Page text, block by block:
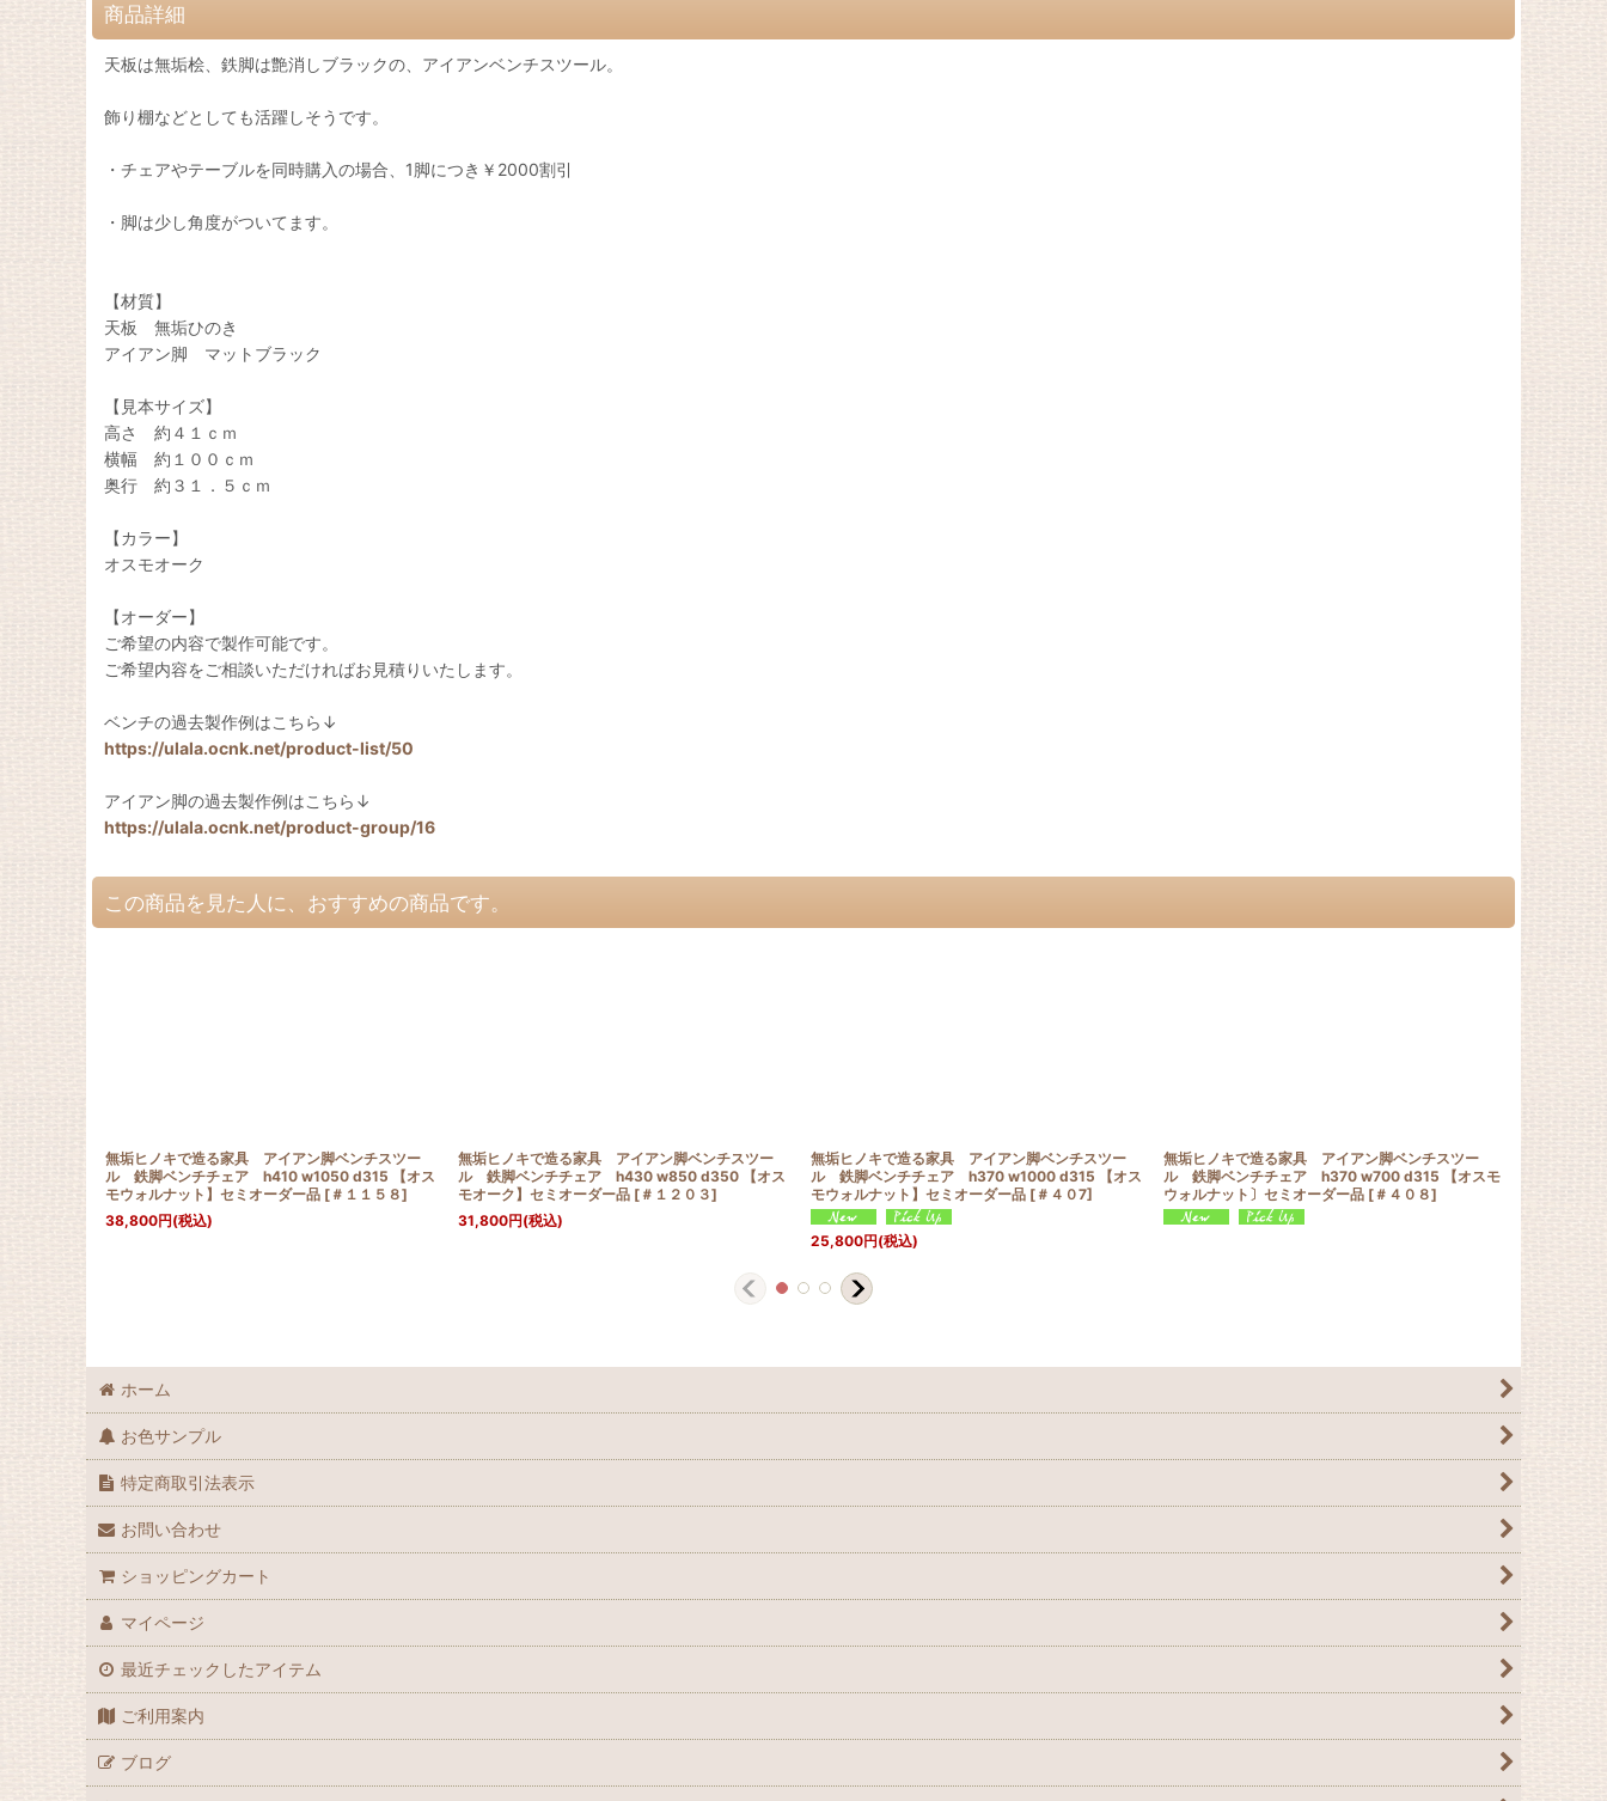
商品詳細
天板は無垢桧、鉄脚は艶消しブラックの、アイアンベンチスツール。
飾り棚などとしても活躍しそうです。
・チェアやテーブルを同時購入の場合、1脚につき￥2000割引
・脚は少し角度がついてます。
【材質】
天板 無垢ひのき
アイアン脚 マットブラック
【見本サイズ】
高さ 約４１ｃｍ
横幅 約１００ｃｍ
奥行 約３１．５ｃｍ
【カラー】
オスモオーク
【オーダー】
ご希望の内容で製作可能です。
ご希望内容をご相談いただければお見積りいたします。
ベンチの過去製作例はこちら↓
https://ulala.ocnk.net/product-list/50
アイアン脚の過去製作例はこちら↓
https://ulala.ocnk.net/product-group/16
この商品を見た人に、おすすめの商品です。
無垢ヒノキで造る家具 アイアン脚ベンチスツー
ル 鉄脚ベンチチェア h410 w1050 d315 【オス
モウォルナット】セミオーダー品 [ ＃１１５８]
38,800円(税込)
無垢ヒノキで造る家具 アイアン脚ベンチスツー
ル 鉄脚ベンチチェア h430 w850 d350 【オス
モオーク】セミオーダー品 [ ＃１２０３]
31,800円(税込)
無垢ヒノキで造る家具 アイアン脚ベンチスツー
ル 鉄脚ベンチチェア h370 w1000 d315 【オス
モウォルナット】セミオーダー品 [ ＃４０7]
25,800円(税込)
無垢ヒノキで造る家具 アイアン脚ベンチスツー
ル 鉄脚ベンチチェア h370 w700 d315 【オスモ
ウォルナット〕セミオーダー品 [ ＃４０８]
ホーム
お色サンプル
特定商取引法表示
お問い合わせ
ショッピングカート
マイページ
最近チェックしたアイテム
ご利用案内
ブログ